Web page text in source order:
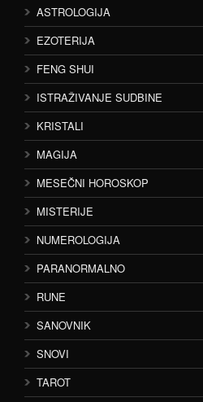
ASTROLOGIJA
EZOTERIJA
FENG SHUI
ISTRAŽIVANJE SUDBINE
KRISTALI
MAGIJA
MESEČNI HOROSKOP
MISTERIJE
NUMEROLOGIJA
PARANORMALNO
RUNE
SANOVNIK
SNOVI
TAROT